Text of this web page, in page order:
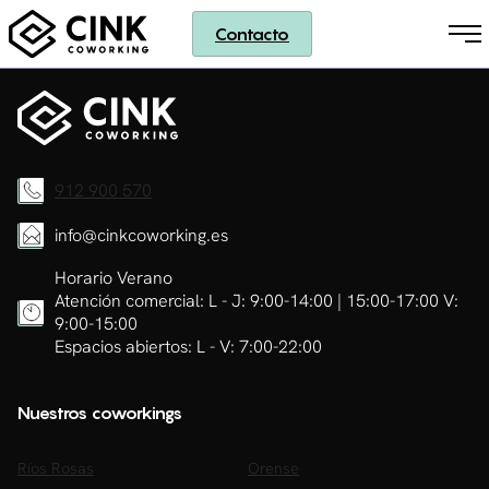
Contacto
912 900 570
info@cinkcoworking.es
Horario Verano
Atención comercial: L - J: 9:00-14:00 | 15:00-17:00 V:
9:00-15:00
Espacios abiertos: L - V: 7:00-22:00
Nuestros coworkings
Ríos Rosas Orense